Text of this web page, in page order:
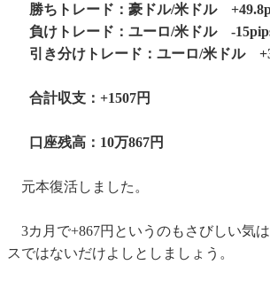
勝ちトレード：豪ドル/米ドル
負けトレード：ユーロ/米ドル -
引き分けトレード：ユーロ/米ドル
合計収支：+1507円
口座残高：10万867円
元本復活しました。
3カ月で+867円というのもさびしい気
スではないだけよしとしましょう。